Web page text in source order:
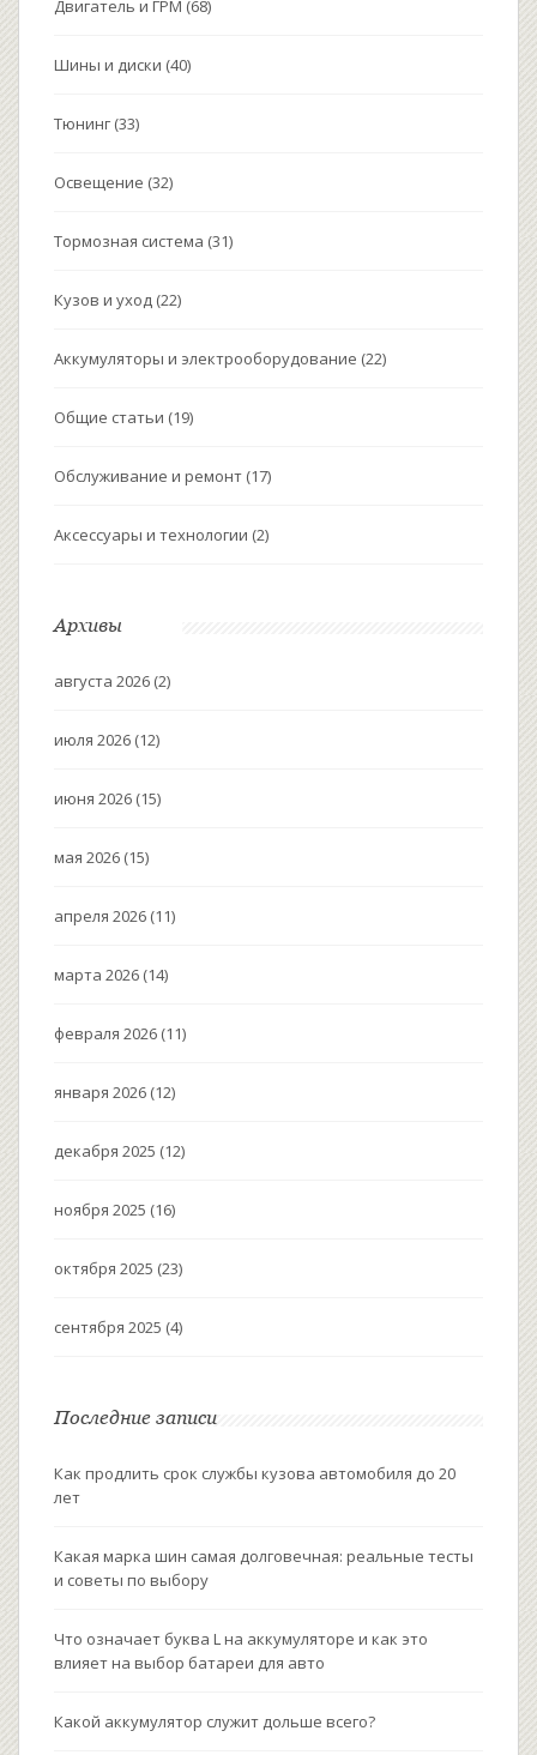
Двигатель и ГРМ (68)
Шины и диски (40)
Тюнинг (33)
Освещение (32)
Тормозная система (31)
Кузов и уход (22)
Аккумуляторы и электрооборудование (22)
Общие статьи (19)
Обслуживание и ремонт (17)
Аксессуары и технологии (2)
Архивы
августа 2026 (2)
июля 2026 (12)
июня 2026 (15)
мая 2026 (15)
апреля 2026 (11)
марта 2026 (14)
февраля 2026 (11)
января 2026 (12)
декабря 2025 (12)
ноября 2025 (16)
октября 2025 (23)
сентября 2025 (4)
Последние записи
Как продлить срок службы кузова автомобиля до 20
лет
Какая марка шин самая долговечная: реальные тесты
и советы по выбору
Что означает буква L на аккумуляторе и как это
влияет на выбор батареи для авто
Какой аккумулятор служит дольше всего?